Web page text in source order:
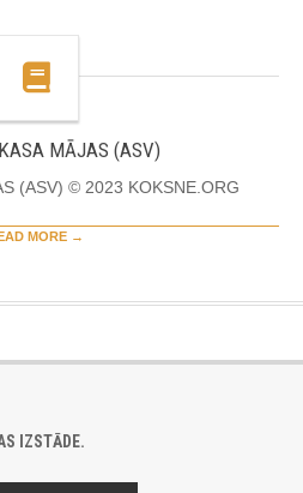
MĀJAS (ASV)
(ASV) © 2023 KOKSNE.ORG
MORE →
IZSTĀDE.